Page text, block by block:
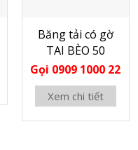
Băng tải có gờ
TAI BÈO 50
Gọi 0909 1000 22
Xem chi tiết